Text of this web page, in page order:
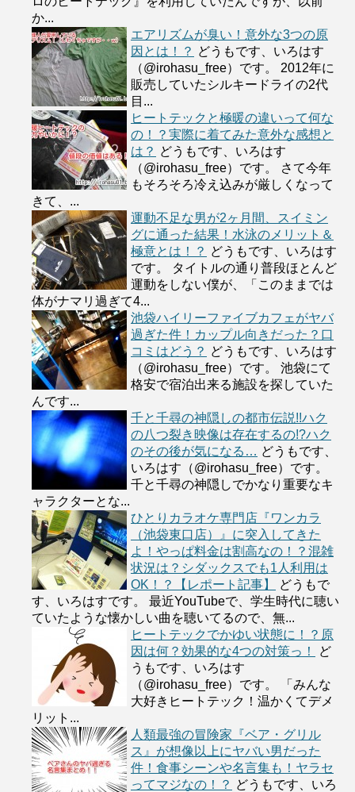
か...
エアリズムが臭い！意外な3つの原
因とは！？ どうもです、いろはす
（@irohasu_free）です。 2012年に
販売していたシルキードライの2代
目...
ヒートテックと極暖の違いって何な
の！？実際に着てみた意外な感想と
は？ どうもです、いろはす
（@irohasu_free）です。 さて今年
もそろそろ冷え込みが厳しくなって
きて、...
運動不足な男が2ヶ月間、スイミン
グに通った結果！水泳のメリット＆
極意とは！？ どうもです、いろはす
です。 タイトルの通り普段ほとんど
運動をしない僕が、「このままでは
体がナマリ過ぎて4...
池袋ハイリーファイブカフェがヤバ
過ぎた件！カップル向きだった？口
コミはどう？ どうもです、いろはす
（@irohasu_free）です。 池袋にて
格安で宿泊出来る施設を探していた
んです...
千と千尋の神隠しの都市伝説!!ハク
の八つ裂き映像は存在するの!?ハク
のその後が気になる… どうもです、
いろはす（@irohasu_free）です。
千と千尋の神隠しでかなり重要なキ
ャラクターとな...
ひとりカラオケ専門店『ワンカラ
（池袋東口店）』に突入してきた
よ！やっぱ料金は割高なの！？混雑
状況は？シダックスでも1人利用は
OK！？【レポート記事】
どうもで
す、いろはすです。 最近YouTubeで、学生時代に聴い
ていたような懐かしい曲を聴いてるので、無...
ヒートテックでかゆい状態に！？原
因は何？効果的な4つの対策っ！
ど
うもです、いろはす
（@irohasu_free）です。 「みんな
大好きヒートテック！温かくてデメ
リット...
人類最強の冒険家『ベア・グリル
ス』が想像以上にヤバい男だった
件！食事シーンや名言集も！ヤラセ
ってマジなの！？ どうもです、いろ